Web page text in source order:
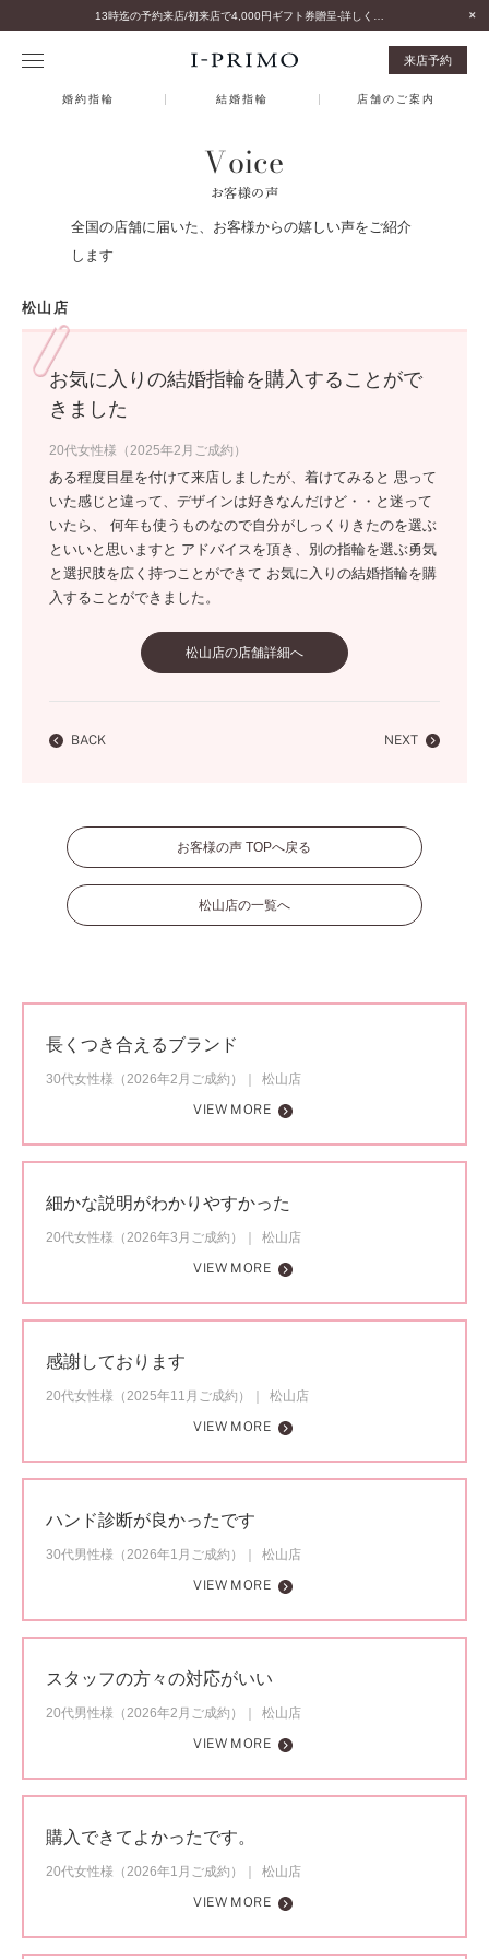
来店予約
婚約指輪 結婚指輪 店舗のご案内
Voice
お客様の声
全国の店舗に届いた、お客様からの嬉しい声をご紹介
します
松山店
お気に入りの結婚指輪を購入することがで
きました
20代女性様（2025年2月ご成約）
ある程度目星を付けて来店しましたが、着けてみると 思って
いた感じと違って、デザインは好きなんだけど・・と迷って
いたら、 何年も使うものなので自分がしっくりきたのを選ぶ
といいと思いますと アドバイスを頂き、別の指輪を選ぶ勇気
と選択肢を広く持つことができて お気に入りの結婚指輪を購
入することができました。
松山店の店舗詳細へ
BACK NEXT
お客様の声 TOPへ戻る
松山店の一覧へ
長くつき合えるブランド
30代女性様（2026年2月ご成約）
松山店
VIEW MORE
細かな説明がわかりやすかった
20代女性様（2026年3月ご成約）
松山店
VIEW MORE
感謝しております
20代女性様（2025年11月ご成約）
松山店
VIEW MORE
ハンド診断が良かったです
30代男性様（2026年1月ご成約）
松山店
VIEW MORE
スタッフの方々の対応がいい
20代男性様（2026年2月ご成約）
松山店
VIEW MORE
購入できてよかったです。
20代女性様（2026年1月ご成約）
松山店
VIEW MORE